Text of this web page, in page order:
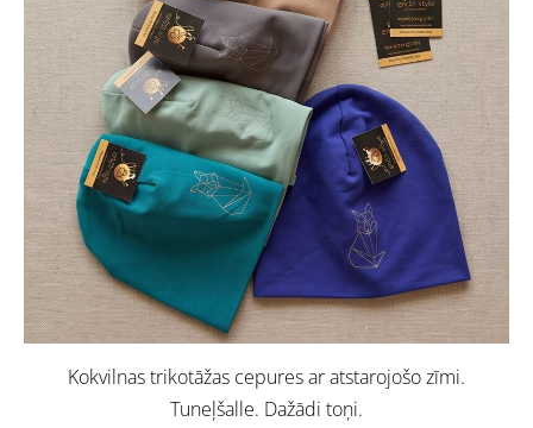
Kokvilnas trikotāžas cepures ar atstarojošo zīmi.
Tuneļšalle. Dažādi toņi.